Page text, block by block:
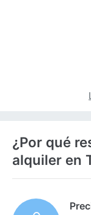
¿Por qué
alquiler en